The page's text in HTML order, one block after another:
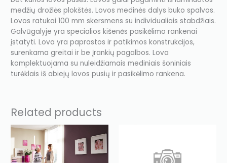
medžių drožlės plokštės. Lovos medinės dalys buko spalvos.
Lovos ratukai 100 mm skersmens su individualiais stabdžiais.
Galvūgalyje yra specialios kišenės pasikėlimo rankenai
įstatyti. Lova yra paprastos ir patikimos konstrukcijos,
surenkama greitai ir be įrankių pagalbos. Lova
komplektuojama su nuleidžiamais mediniais šoniniais
turėklais iš abiejų lovos pusių ir pasikėlimo rankena.
Related products